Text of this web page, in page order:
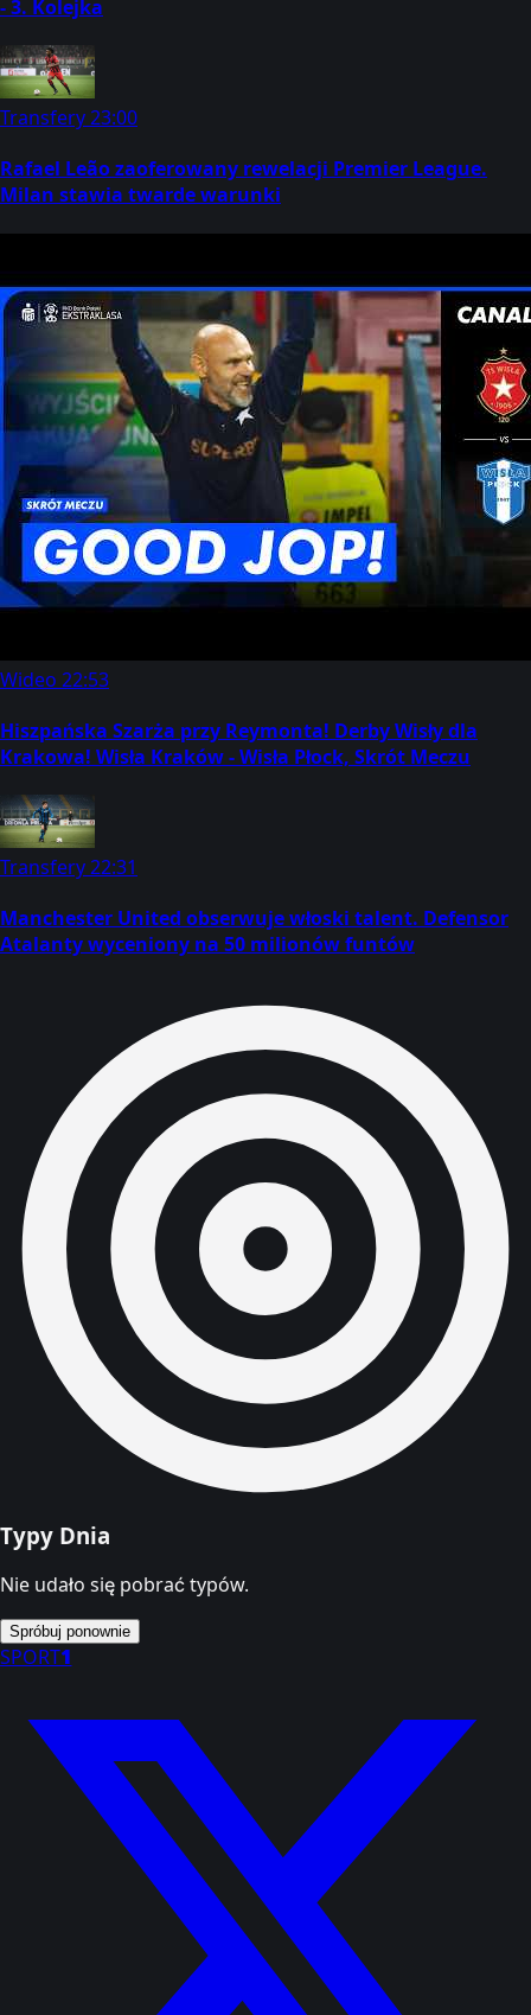
- 3. Kolejka
Transfery23:00
Rafael Leão zaoferowany rewelacji Premier League.
Milan stawia twarde warunki
Wideo 22:53
Hiszpańska Szarża przy Reymonta! Derby Wisły dla
Krakowa! Wisła Kraków - Wisła Płock, Skrót Meczu
Transfery22:31
Manchester United obserwuje włoski talent. Defensor
Atalanty wyceniony na 50 milionów funtów
Typy Dnia
Nie udało się pobrać typów.
Spróbuj ponownie
SPORT1